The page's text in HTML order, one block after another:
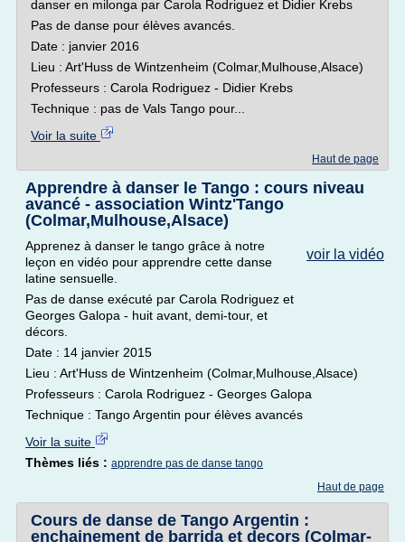
danser en milonga par Carola Rodriguez et Didier Krebs
Pas de danse pour élèves avancés.
Date : janvier 2016
Lieu : Art'Huss de Wintzenheim (Colmar,Mulhouse,Alsace)
Professeurs : Carola Rodriguez - Didier Krebs
Technique : pas de Vals Tango pour...
Voir la suite
Haut de page
Apprendre à danser le Tango : cours niveau
avancé - association Wintz'Tango
(Colmar,Mulhouse,Alsace)
voir la vidéo
Apprenez à danser le tango grâce à notre
leçon en vidéo pour apprendre cette danse
latine sensuelle.
Pas de danse exécuté par Carola Rodriguez et
Georges Galopa - huit avant, demi-tour, et
décors.
Date : 14 janvier 2015
Lieu : Art'Huss de Wintzenheim (Colmar,Mulhouse,Alsace)
Professeurs : Carola Rodriguez - Georges Galopa
Technique : Tango Argentin pour élèves avancés
Voir la suite
Thèmes liés : apprendre pas de danse tango
Haut de page
Cours de danse de Tango Argentin :
enchainement de barrida et decors (Colmar-